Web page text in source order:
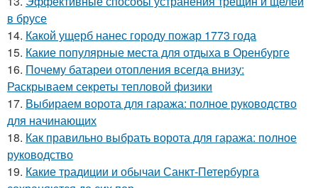
в брусе
14. Какой ущерб нанес городу пожар 1773 года
15. Какие популярные места для отдыха в Оренбурге
16. Почему батареи отопления всегда внизу:
Раскрываем секреты тепловой физики
17. Выбираем ворота для гаража: полное руководство
для начинающих
18. Как правильно выбрать ворота для гаража: полное
руководство
19. Какие традиции и обычаи Санкт-Петербурга